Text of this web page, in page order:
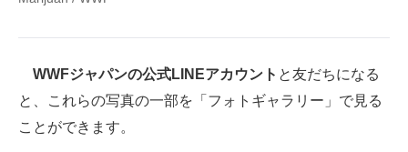
WWFジャパンの公式LINEアカウント と友だちになる
と、これらの写真の一部を「フォトギャラリー」で見る
ことができます。